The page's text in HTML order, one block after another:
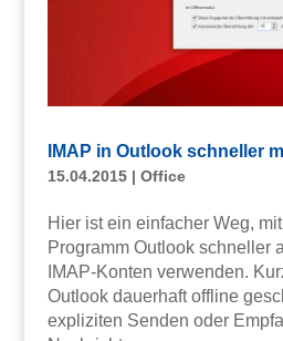
IMAP in Outlook schneller
15.04.2015| Office
Hier ist ein einfacher Weg,
Programm Outlook schneller
IMAP-Konten verwenden.
Outlook dauerhaft offline
expliziten Senden oder